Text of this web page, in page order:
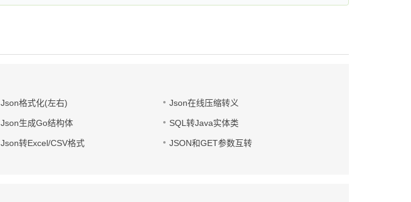
Json格式化(左右) Json在线压缩转义
Json生成Go结构体 SQL转Java实体类
Json转Excel/CSV格式 JSON和GET参数互转